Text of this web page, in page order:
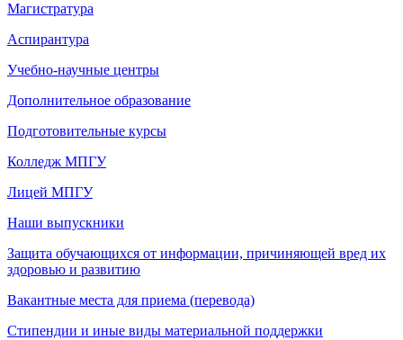
Магистратура
Аспирантура
Учебно-научные центры
Дополнительное образование
Подготовительные курсы
Колледж МПГУ
Лицей МПГУ
Наши выпускники
Защита обучающихся от информации, причиняющей вред их
здоровью и развитию
Вакантные места для приема (перевода)
Стипендии и иные виды материальной поддержки